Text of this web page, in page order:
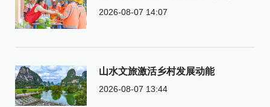
2026-08-07 14:07
山水文旅激活乡村发展动能
2026-08-07 13:44